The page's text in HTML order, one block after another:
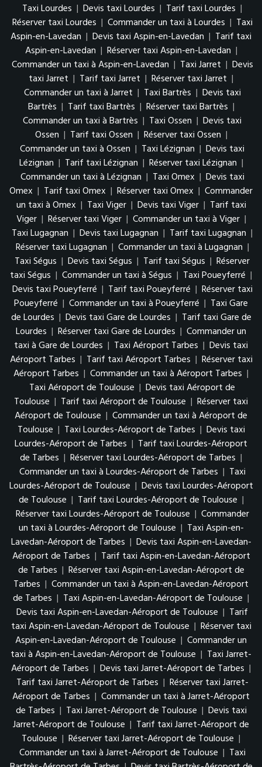
Taxi Lourdes | Devis taxi Lourdes | Tarif taxi Lourdes |
Réserver taxi Lourdes | Commander un taxi à Lourdes | Taxi
Aspin-en-Lavedan | Devis taxi Aspin-en-Lavedan | Tarif taxi
Aspin-en-Lavedan | Réserver taxi Aspin-en-Lavedan |
Commander un taxi à Aspin-en-Lavedan | Taxi Jarret | Devis
taxi Jarret | Tarif taxi Jarret | Réserver taxi Jarret |
Commander un taxi à Jarret | Taxi Bartrès | Devis taxi
Bartrès | Tarif taxi Bartrès | Réserver taxi Bartrès |
Commander un taxi à Bartrès | Taxi Ossen | Devis taxi
Ossen | Tarif taxi Ossen | Réserver taxi Ossen |
Commander un taxi à Ossen | Taxi Lézignan | Devis taxi
Lézignan | Tarif taxi Lézignan | Réserver taxi Lézignan |
Commander un taxi à Lézignan | Taxi Omex | Devis taxi
Omex | Tarif taxi Omex | Réserver taxi Omex | Commander
un taxi à Omex | Taxi Viger | Devis taxi Viger | Tarif taxi
Viger | Réserver taxi Viger | Commander un taxi à Viger |
Taxi Lugagnan | Devis taxi Lugagnan | Tarif taxi Lugagnan |
Réserver taxi Lugagnan | Commander un taxi à Lugagnan |
Taxi Ségus | Devis taxi Ségus | Tarif taxi Ségus | Réserver
taxi Ségus | Commander un taxi à Ségus | Taxi Poueyferré |
Devis taxi Poueyferré | Tarif taxi Poueyferré | Réserver taxi
Poueyferré | Commander un taxi à Poueyferré | Taxi Gare
de Lourdes | Devis taxi Gare de Lourdes | Tarif taxi Gare de
Lourdes | Réserver taxi Gare de Lourdes | Commander un
taxi à Gare de Lourdes | Taxi Aéroport Tarbes | Devis taxi
Aéroport Tarbes | Tarif taxi Aéroport Tarbes | Réserver taxi
Aéroport Tarbes | Commander un taxi à Aéroport Tarbes |
Taxi Aéroport de Toulouse | Devis taxi Aéroport de
Toulouse | Tarif taxi Aéroport de Toulouse | Réserver taxi
Aéroport de Toulouse | Commander un taxi à Aéroport de
Toulouse | Taxi Lourdes-Aéroport de Tarbes | Devis taxi
Lourdes-Aéroport de Tarbes | Tarif taxi Lourdes-Aéroport
de Tarbes | Réserver taxi Lourdes-Aéroport de Tarbes |
Commander un taxi à Lourdes-Aéroport de Tarbes | Taxi
Lourdes-Aéroport de Toulouse | Devis taxi Lourdes-Aéroport
de Toulouse | Tarif taxi Lourdes-Aéroport de Toulouse |
Réserver taxi Lourdes-Aéroport de Toulouse | Commander
un taxi à Lourdes-Aéroport de Toulouse | Taxi Aspin-en-
Lavedan-Aéroport de Tarbes | Devis taxi Aspin-en-Lavedan-
Aéroport de Tarbes | Tarif taxi Aspin-en-Lavedan-Aéroport
de Tarbes | Réserver taxi Aspin-en-Lavedan-Aéroport de
Tarbes | Commander un taxi à Aspin-en-Lavedan-Aéroport
de Tarbes | Taxi Aspin-en-Lavedan-Aéroport de Toulouse |
Devis taxi Aspin-en-Lavedan-Aéroport de Toulouse | Tarif
taxi Aspin-en-Lavedan-Aéroport de Toulouse | Réserver taxi
Aspin-en-Lavedan-Aéroport de Toulouse | Commander un
taxi à Aspin-en-Lavedan-Aéroport de Toulouse | Taxi Jarret-
Aéroport de Tarbes | Devis taxi Jarret-Aéroport de Tarbes |
Tarif taxi Jarret-Aéroport de Tarbes | Réserver taxi Jarret-
Aéroport de Tarbes | Commander un taxi à Jarret-Aéroport
de Tarbes | Taxi Jarret-Aéroport de Toulouse | Devis taxi
Jarret-Aéroport de Toulouse | Tarif taxi Jarret-Aéroport de
Toulouse | Réserver taxi Jarret-Aéroport de Toulouse |
Commander un taxi à Jarret-Aéroport de Toulouse | Taxi